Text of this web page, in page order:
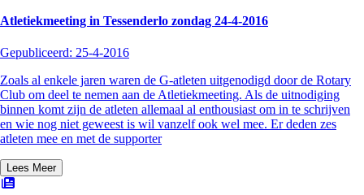
Atletiekmeeting in Tessenderlo zondag 24-4-2016
Gepubliceerd: 25-4-2016
Zoals al enkele jaren waren de G-atleten uitgenodigd door de Rotary
Club om deel te nemen aan de Atletiekmeeting. Als de uitnodiging
binnen komt zijn de atleten allemaal al enthousiast om in te schrijven
en wie nog niet geweest is wil vanzelf ook wel mee. Er deden zes
atleten mee en met de supporter
Lees Meer